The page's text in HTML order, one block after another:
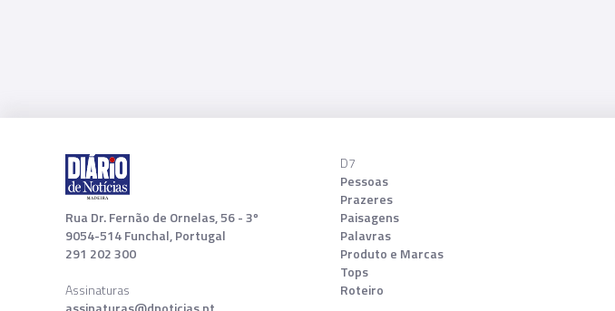
Rua Dr. Fernão de Ornelas, 56 - 3º
9054-514 Funchal, Portugal
291 202 300
Assinaturas
D7
Pessoas
Prazeres
Paisagens
Palavras
Produto e Marcas
Tops
Roteiro